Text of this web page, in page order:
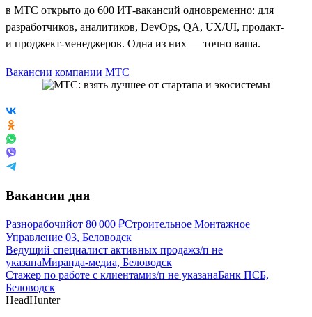
в МТС открыто до 600 ИТ-вакансий одновременно: для
разработчиков, аналитиков, DevOps, QA, UX/UI, продакт-
и проджект-менеджеров. Одна из них — точно ваша.
Вакансии компании МТС
Вакансии дня
Разнорабочийот 80 000 ₽Строительное Монтажное
Управление 03, Беловодск
Ведущий специалист активных продажз/п не
указанаМиранда-медиа, Беловодск
Стажер по работе с клиентамиз/п не указанаБанк ПСБ,
Беловодск
HeadHunter